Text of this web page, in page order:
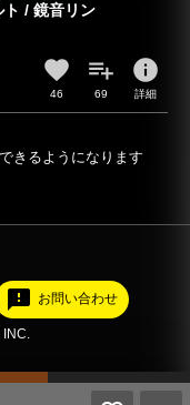
ト / 鏡音リン
46 69
info
詳細
きるようになります
feedback お問い合わせ
INC.